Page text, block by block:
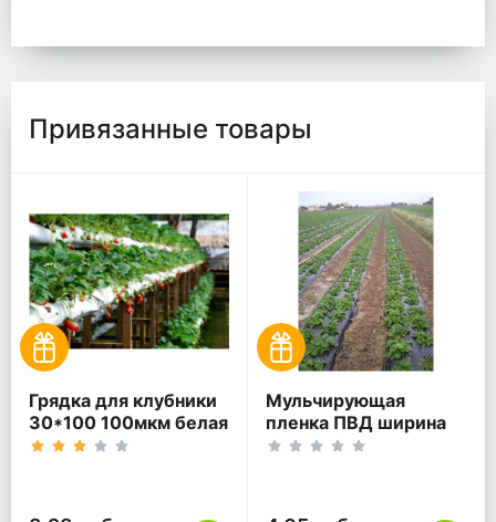
Привязанные товары
Грядка для клубники
30*100 100мкм белая
ПВД
Мульчирующая
пленка ПВД ширина
100 см 30 мкм чёрная